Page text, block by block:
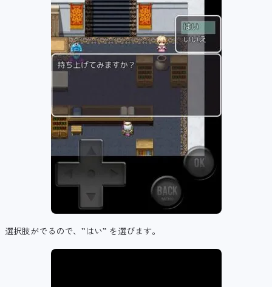
選択肢がでるので、”はい” を選びます。